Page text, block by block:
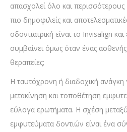
απασχολεί όλο και
πιο δημοφιλείς και
οδοντιατρική είναι το Invisalign
συμβαίνει όμως όταν ένας ασθενής
θεραπείες;
Η ταυτόχρονη ή διαδοχική ανάγκη
μετακίνηση και τοποθέτηση
εύλογα ερωτήματα. Η σχέση
εμφυτεύματα δοντιών είναι ένα